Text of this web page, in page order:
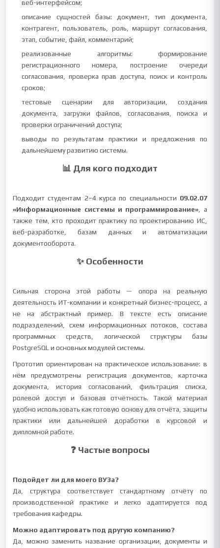
веб-интерфейсом;
описание сущностей базы: документ, тип документа,
контрагент, пользователь, роль, маршрут согласования,
этап, событие, файл, комментарий;
реализованные алгоритмы: формирование
регистрационного номера, построение очереди
согласования, проверка прав доступа, поиск и контроль
сроков;
тестовые сценарии для авторизации, создания
документа, загрузки файлов, согласования, поиска и
проверки ограничений доступа;
выводы по результатам практики и предложения по
дальнейшему развитию системы.
📊 Для кого подходит
Подходит студентам 2–4 курса по специальности 09.02.07
«Информационные системы и программирование» , а
также тем, кто проходит практику по проектированию ИС,
веб-разработке, базам данных и автоматизации
документооборота.
✨ Особенности
Сильная сторона этой работы — опора на реальную
деятельность ИТ-компании и конкретный бизнес-процесс, а
не на абстрактный пример. В тексте есть описание
подразделений, схем информационных потоков, состава
программных средств, логической структуры базы
PostgreSQL и основных модулей системы.
Прототип ориентирован на практическое использование: в
нём предусмотрены регистрация документов, карточка
документа, история согласований, фильтрация списка,
ролевой доступ и базовая отчётность. Такой материал
удобно использовать как готовую основу для отчёта, защиты
практики или дальнейшей доработки в курсовой и
дипломной работе.
❓ Частые вопросы
Подойдет ли для моего ВУЗа?
Да, структура соответствует стандартному отчёту по
производственной практике и легко адаптируется под
требования кафедры.
Можно адаптировать под другую компанию?
Да, можно заменить название организации, документы и